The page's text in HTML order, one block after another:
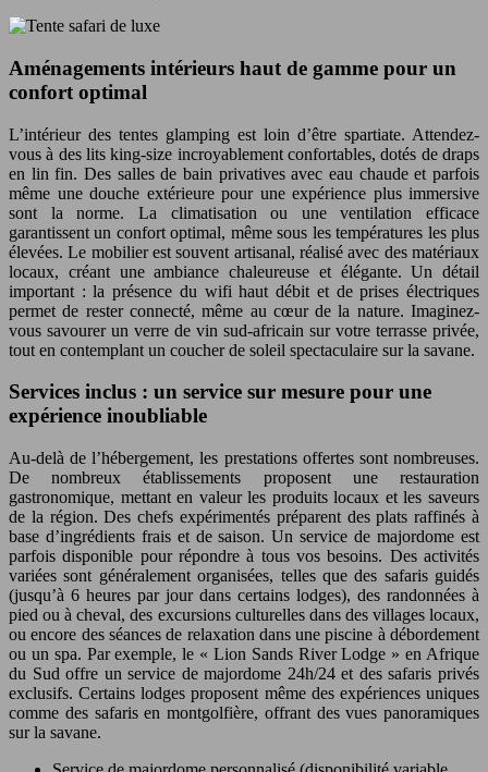
Aménagements intérieurs haut de gamme pour un
confort optimal
L’intérieur des tentes glamping est loin d’être spartiate. Attendez-
vous à des lits king-size incroyablement confortables, dotés de draps
en lin fin. Des salles de bain privatives avec eau chaude et parfois
même une douche extérieure pour une expérience plus immersive
sont la norme. La climatisation ou une ventilation efficace
garantissent un confort optimal, même sous les températures les plus
élevées. Le mobilier est souvent artisanal, réalisé avec des matériaux
locaux, créant une ambiance chaleureuse et élégante. Un détail
important : la présence du wifi haut débit et de prises électriques
permet de rester connecté, même au cœur de la nature. Imaginez-
vous savourer un verre de vin sud-africain sur votre terrasse privée,
tout en contemplant un coucher de soleil spectaculaire sur la savane.
Services inclus : un service sur mesure pour une
expérience inoubliable
Au-delà de l’hébergement, les prestations offertes sont nombreuses.
De nombreux établissements proposent une restauration
gastronomique, mettant en valeur les produits locaux et les saveurs
de la région. Des chefs expérimentés préparent des plats raffinés à
base d’ingrédients frais et de saison. Un service de majordome est
parfois disponible pour répondre à tous vos besoins. Des activités
variées sont généralement organisées, telles que des safaris guidés
(jusqu’à 6 heures par jour dans certains lodges), des randonnées à
pied ou à cheval, des excursions culturelles dans des villages locaux,
ou encore des séances de relaxation dans une piscine à débordement
ou un spa. Par exemple, le « Lion Sands River Lodge » en Afrique
du Sud offre un service de majordome 24h/24 et des safaris privés
exclusifs. Certains lodges proposent même des expériences uniques
comme des safaris en montgolfière, offrant des vues panoramiques
sur la savane.